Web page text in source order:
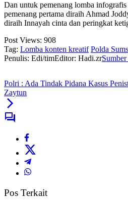
Dan untuk pemenang lomba
pemenang pertama diraih Ahmad
diraih Innayah cinta dan peringkat
Post Views: 908
Tag: Lomba konten kreatif Polda
Penulis: Edi/timEditor: Hadi.zr
Polri : Ada Tindak Pidana Kasus
Zaytun
Pos Terkait